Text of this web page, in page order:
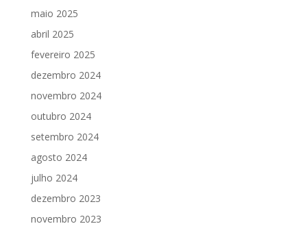
maio 2025
abril 2025
fevereiro 2025
dezembro 2024
novembro 2024
outubro 2024
setembro 2024
agosto 2024
julho 2024
dezembro 2023
novembro 2023